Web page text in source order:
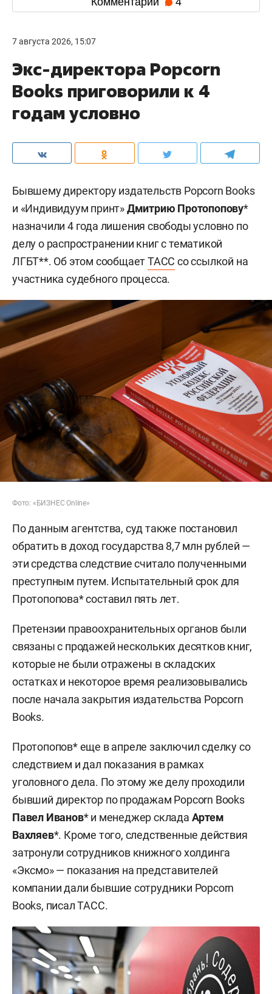
7 августа 2026, 15:07
Экс-директора Popcorn
Books приговорили к 4
годам условно
Бывшему директору издательств Popcorn Books
и «Индивидуум принт»Дмитрию Протопопову*
назначили 4 года лишения свободы условно по
делу о распространении книг с тематикой
ЛГБТ**. Об этом сообщаетТАСС со ссылкой на
участника судебного процесса.
Фото: «БИЗНЕС Online»
По данным агентства, суд также постановил
обратить в доход государства 8,7 млн рублей —
эти средства следствие считало полученными
преступным путем. Испытательный срок для
Протопопова* составил пять лет.
Претензии правоохранительных органов были
связаны с продажей нескольких десятков книг,
которые не были отражены в складских
остатках и некоторое время реализовывались
после начала закрытия издательства Popcorn
Books.
Протопопов* еще в апреле заключил сделку со
следствием и дал показания в рамках
уголовного дела. По этому же делу проходили
бывший директор по продажам Popcorn Books
Павел Иванов* и менеджер склада Артем
Вахляев*. Кроме того, следственные действия
затронули сотрудников книжного холдинга
«Эксмо» — показания на представителей
компании дали бывшие сотрудники Popcorn
Books, писал ТАСС.